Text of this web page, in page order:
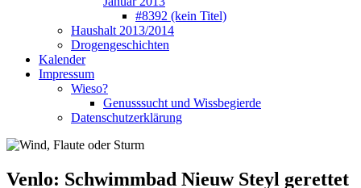
#8392 (kein Titel)
Haushalt 2013/2014
Drogengeschichten
Kalender
Impressum
Wieso?
Genusssucht und Wissbegierde
Datenschutzerklärung
Venlo: Schwimmbad Nieuw Steyl gerettet